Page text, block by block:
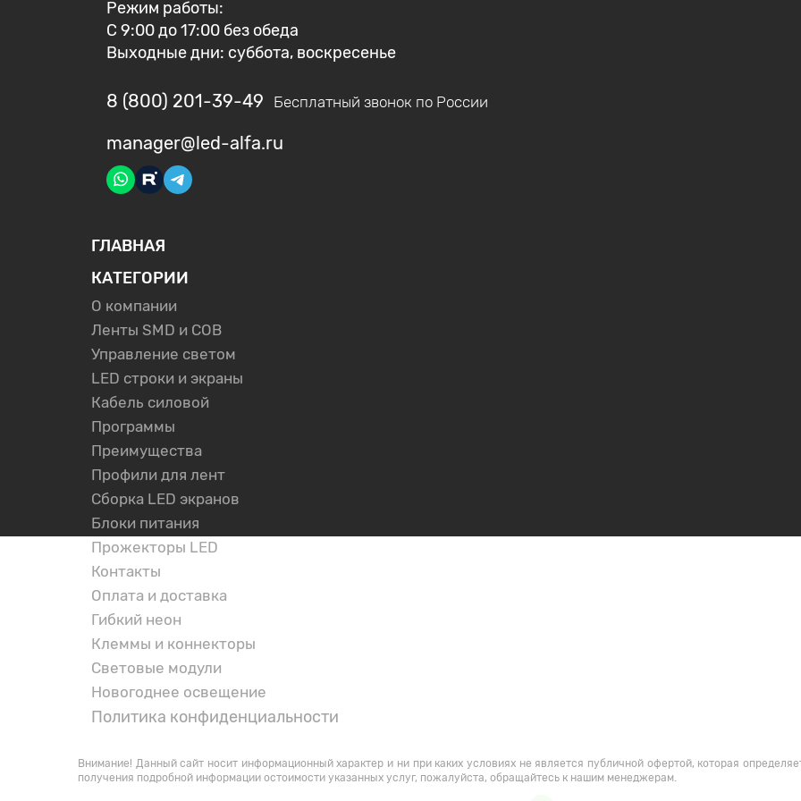
Режим работы:
С 9:00 до 17:00 без обеда
Выходные дни: суббота, воскресенье
8 (800) 201-39-49 Бесплатный звонок по России
manager@led-alfa.ru
ГЛАВНАЯ
КАТЕГОРИИ
О компании
Ленты SMD и COB
Управление светом
LED строки и экраны
Кабель силовой
Программы
Преимущества
Профили для лент
Сборка LED экранов
Блоки питания
Прожекторы LED
Контакты
Оплата и доставка
Гибкий неон
Клеммы и коннекторы
Световые модули
Новогоднее освещение
Политика конфиденциальности
Внимание! Данный сайт носит информационный характер и ни при каких условиях не является публичной офертой, которая
получения подробной информации остоимости указанных услуг, пожалуйста, обращайтесь к нашим менеджерам.